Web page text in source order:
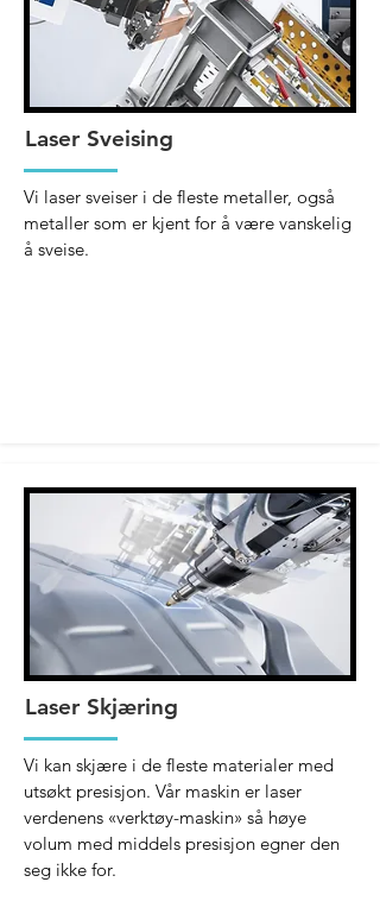
Laser Sveising
Vi laser sveiser i de fleste metaller, også
metaller som er kjent for å være vanskelig
å sveise.
Laser Skjæring
Vi kan skjære i de fleste materialer med
utsøkt presisjon. Vår maskin er laser
verdenens «verktøy-maskin» så høye
volum med middels presisjon egner den
seg ikke for.